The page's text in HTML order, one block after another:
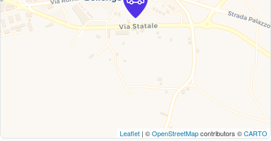
Leaflet | ©OpenStreetMapcontributors ©CARTO